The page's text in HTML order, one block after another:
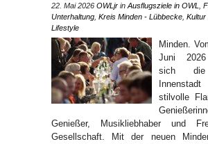
22. Mai 2026 OWLjr in Ausflugsziele in OWL
Unterhaltung Kreis Minden - Lübbecke Kultur
Lifestyle
Minden.
Juni 2026
sich die
stilvolle
Genießer, Musikliebhaber und
Gesellschaft. Mit der neuen